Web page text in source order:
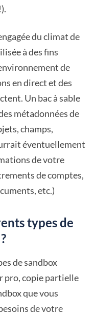
du climat de
à des fins
de
en direct et des
Un bac à sable
métadonnées de
champs,
éventuellement
de votre
de comptes,
etc.)
types de
de sandbox
pro, copie partielle
que vous
de votre